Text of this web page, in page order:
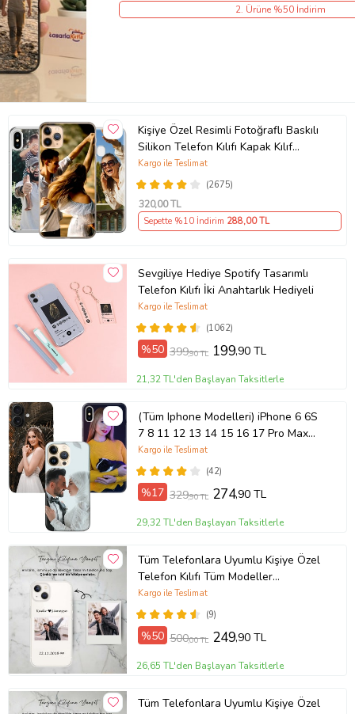
2. Ürüne %50 İndirim
Kişiye Özel Resimli Fotoğraflı Baskılı
Silikon Telefon Kılıfı Kapak Kılıf
(Telefon Modelleri Açıklamada)
(2675)
Kargo ile Teslimat
320,00 TL
Sepette %10 İndirim 288,00 TL
Sevgiliye Hediye Spotify Tasarımlı
Telefon Kılıfı İki Anahtarlık Hediyeli
(1062)
Kargo ile Teslimat
%50 399,90 TL 199,90 TL
21,32 TL'den Başlayan Taksitlerle
(Tüm Iphone Modelleri) iPhone 6 6S
7 8 11 12 13 14 15 16 17 Pro Max
Plus Mini Kişiye Özel Resimli
Fotoğraflı Kılıf(42)
Kargo ile Teslimat
%17 329,90 TL 274,90 TL
29,32 TL'den Başlayan Taksitlerle
Tüm Telefonlara Uyumlu Kişiye Özel
Telefon Kılıfı Tüm Modeller
Açıklamada
(9)
Kargo ile Teslimat
%50 500,00 TL 249,90 TL
26,65 TL'den Başlayan Taksitlerle
Tüm Telefonlara Uyumlu Kişiye Özel